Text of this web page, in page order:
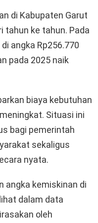
di Kabupaten Garut
tahun ke tahun. Pada
angka Rp256.770
pada 2025 naik
biaya kebutuhan
Situasi ini
bagi pemerintah
sekaligus
nyata.
angka kemiskinan di
dalam data
oleh